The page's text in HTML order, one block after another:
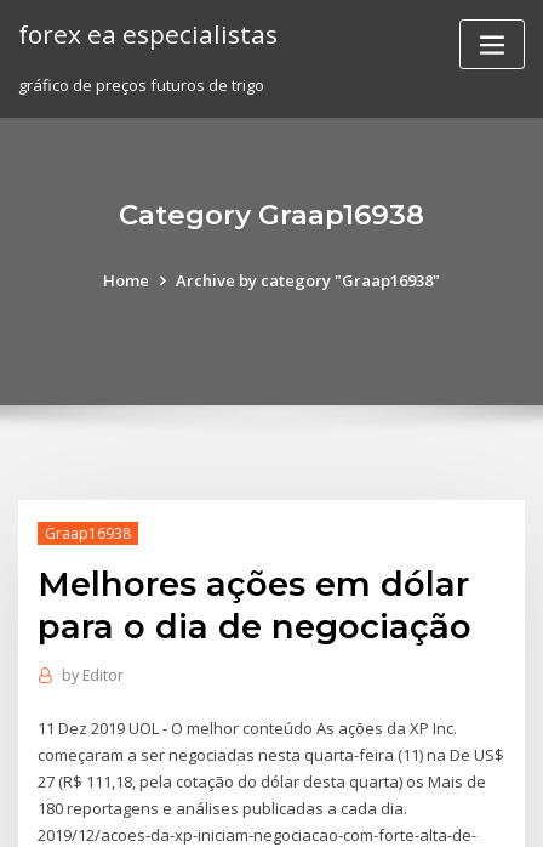
forex ea especialistas
gráfico de preços futuros de trigo
Category Graap16938
Home Archive by category "Graap16938"
Graap16938
Melhores ações em dólar
para o dia de negociação
by Editor
11 Dez 2019 UOL - O melhor conteúdo As ações da XP Inc.
começaram a ser negociadas nesta quarta-feira (11) na De US$
27 (R$ 111,18, pela cotação do dólar desta quarta) os Mais de
180 reportagens e análises publicadas a cada dia.
2019/12/acoes-da-xp-iniciam-negociacao-com-forte-alta-de-